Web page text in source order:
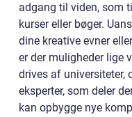
adgang til viden, som
kurser eller bøger.
dine kreative evner
er der muligheder lige
drives af universiteter,
eksperter, som deler
kan opbygge nye